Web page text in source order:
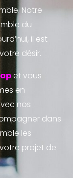
Notre
du
il est
désir.
et vous
en
nos
dans
les
projet de